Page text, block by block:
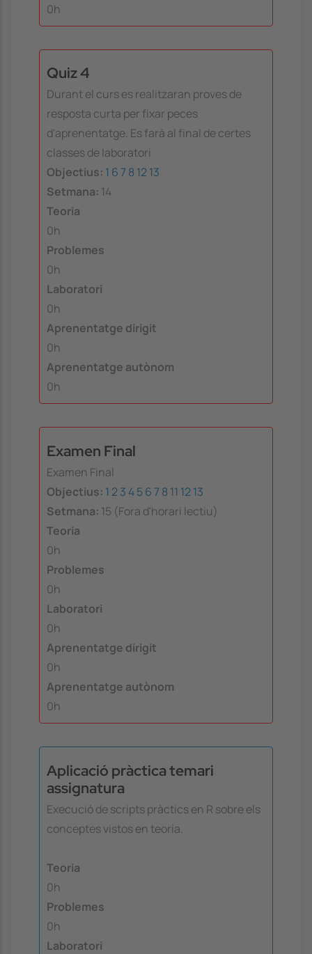
0h
Quiz 4
Durant el curs es realitzaran proves de
resposta curta per fixar peces
d'aprenentatge. Es farà al final de certes
classes de laboratori
Objectius: 1 6 7 8 1213
Setmana: 14
Teoria
0h
Problemes
0h
Laboratori
0h
Aprenentatge dirigit
0h
Aprenentatge autònom
0h
Examen Final
Examen Final
Objectius: 1 23 456 7 8 11 1213
Setmana: 15 (Fora d'horari lectiu)
Teoria
0h
Problemes
0h
Laboratori
0h
Aprenentatge dirigit
0h
Aprenentatge autònom
0h
Aplicació pràctica temari
assignatura
Execució de scripts pràctics en R sobre els
conceptes vistos en teoria.
Teoria
0h
Problemes
0h
Laboratori